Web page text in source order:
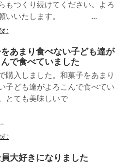
もつくり続けてください。よろ
願いいたします。 ...
む
あまり食べない子ども達が
で食べていました
購入しました。和菓子をあまり
子ども達がよろこんで食べてい
とても美味しいで
。
む
大好きになりました